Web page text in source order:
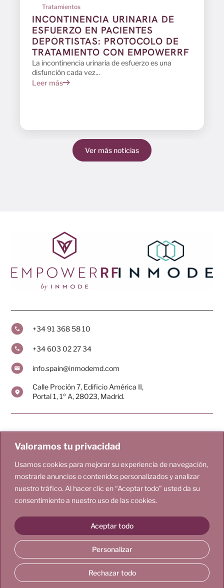
Valoramos tu privacidad
Usamos cookies para mejorar su experiencia de navegación,
mostrarle anuncios o contenidos personalizados y analizar
nuestro tráfico. Al hacer clic en “Aceptar todo” usted da su
consentimiento a nuestro uso de las cookies.
Personalizar
Rechazar todo
Aceptar todo
Tratamientos
INCONTINENCIA URINARIA DE
ESFUERZO EN PACIENTES
DEPORTISTAS: PROTOCOLO DE
TRATAMIENTO CON EMPOWERRF
La incontinencia urinaria de esfuerzo es una
disfunción cada vez...
Leer más
Ver más noticias
+34 91 368 58 10
+34 603 02 27 34
info.spain@inmodemd.com
Calle Proción 7, Edificio América II,
Portal 1, 1º A, 28023, Madrid.
Nosotros Contacto
Términos y CondicionesPolíticas de Privacidad
Políticas de Cookies
Diseñado por WeLoveWeb.eu
Este sitio web tiene un propósito exclusivamente informativo. La